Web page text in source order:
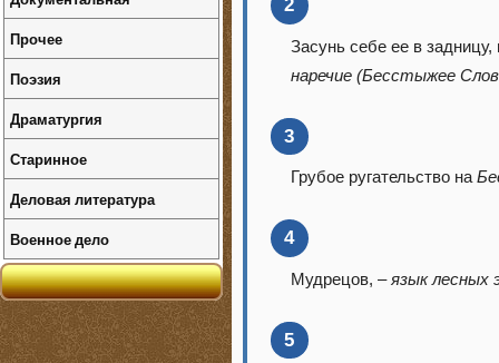
2
Засунь себе ее в
наречие (Бесстыжее
3
Грубое ругательство на
4
Мудрецов, –язык лесных
5
Прочее
Поэзия
Драматургия
Старинное
Деловая литература
Военное дело